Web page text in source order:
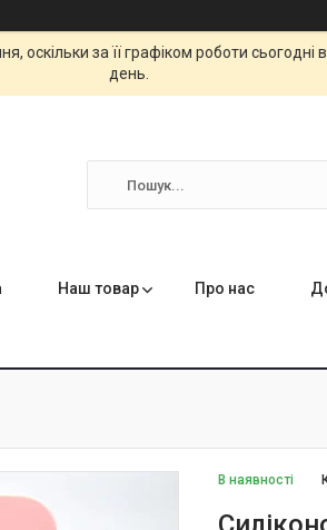
за її графіком роботи
день.
Наш товар Про нас
В наявності